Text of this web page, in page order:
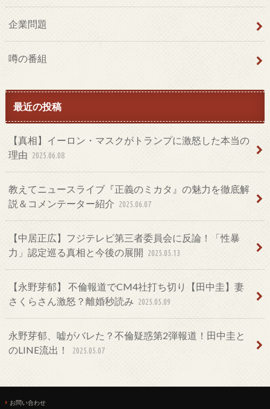
企業問題
噂の番組
最近の投稿
【真相】イーロン・マスクがトランプに激怒した本当の
理由 2025.06.08
教えてニュースライブ『正義のミカタ』の魅力を徹底解
説＆コメンテーター紹介 2025.06.07
【中居正広】フジテレビ第三者委員会に反論！「性暴
力」認定巡る真相と今後の展開 2025.05.13
【永野芽郁】 不倫報道でCM4社打ち切り【田中圭】妻
さくらさん激怒？離婚秒読み 2025.05.09
永野芽郁、嘘がバレた？不倫疑惑第2弾報道！田中圭と
のLINE流出！
2025.05.07
お問い合わせ